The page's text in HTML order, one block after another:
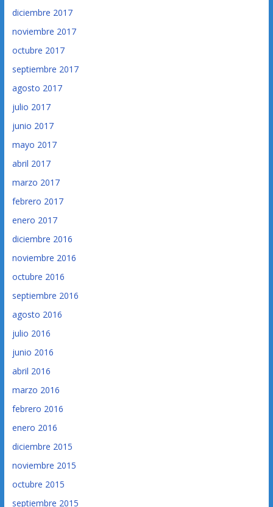
diciembre 2017
noviembre 2017
octubre 2017
septiembre 2017
agosto 2017
julio 2017
junio 2017
mayo 2017
abril 2017
marzo 2017
febrero 2017
enero 2017
diciembre 2016
noviembre 2016
octubre 2016
septiembre 2016
agosto 2016
julio 2016
junio 2016
abril 2016
marzo 2016
febrero 2016
enero 2016
diciembre 2015
noviembre 2015
octubre 2015
septiembre 2015